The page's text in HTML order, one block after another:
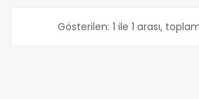
Gösterilen: 1 ile 1 arası,